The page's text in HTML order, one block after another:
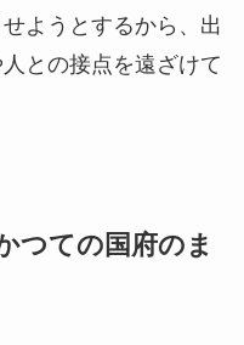
ようとするから、出
との接点を遠ざけて
つての国府のま